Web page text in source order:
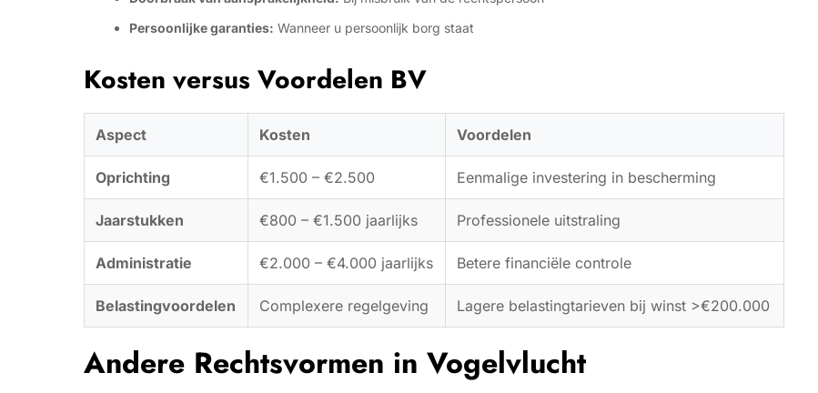
Persoonlijke garanties: Wanneer u persoonlijk borg staat
Kosten versus Voordelen BV
Aspect Kosten Voordelen
Oprichting €1.500 – €2.500 Eenmalige investering in bescherming
Jaarstukken €800 – €1.500 jaarlijks Professionele uitstraling
Administratie €2.000 – €4.000 jaarlijks Betere financiële controle
Belastingvoordelen Complexere regelgeving Lagere belastingtarieven bij winst >€200.000
Andere Rechtsvormen in Vogelvlucht